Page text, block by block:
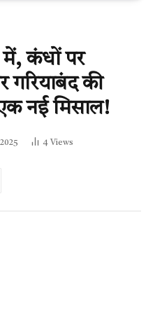
कंधों पर
गरियाबंद की
नई मिसाल!
4 Views